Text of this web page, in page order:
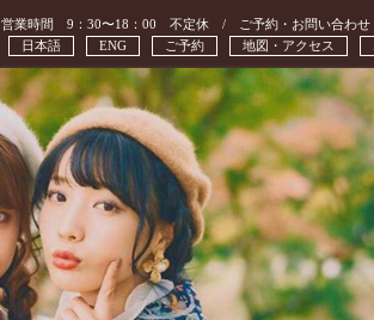
営業時間 9：30〜18：00 不定休 / ご予約・お問い合わせ
地図・アクセス
ご予約
ENG
日本語